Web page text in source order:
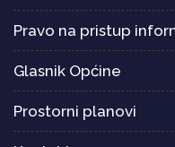
Pravo na pristup
Glasnik Općine
Prostorni planovi